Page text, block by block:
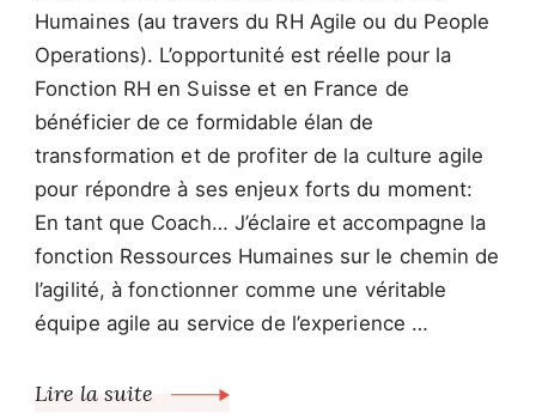
Humaines (au travers du RH Agile ou du People
Operations). L’opportunité est réelle pour la
Fonction RH en Suisse et en France de
bénéficier de ce formidable élan de
transformation et de profiter de la culture agile
pour répondre à ses enjeux forts du moment:
En tant que Coach… J’éclaire et accompagne la
fonction Ressources Humaines sur le chemin de
l’agilité, à fonctionner comme une véritable
équipe agile au service de l’experience …
Lire la suite